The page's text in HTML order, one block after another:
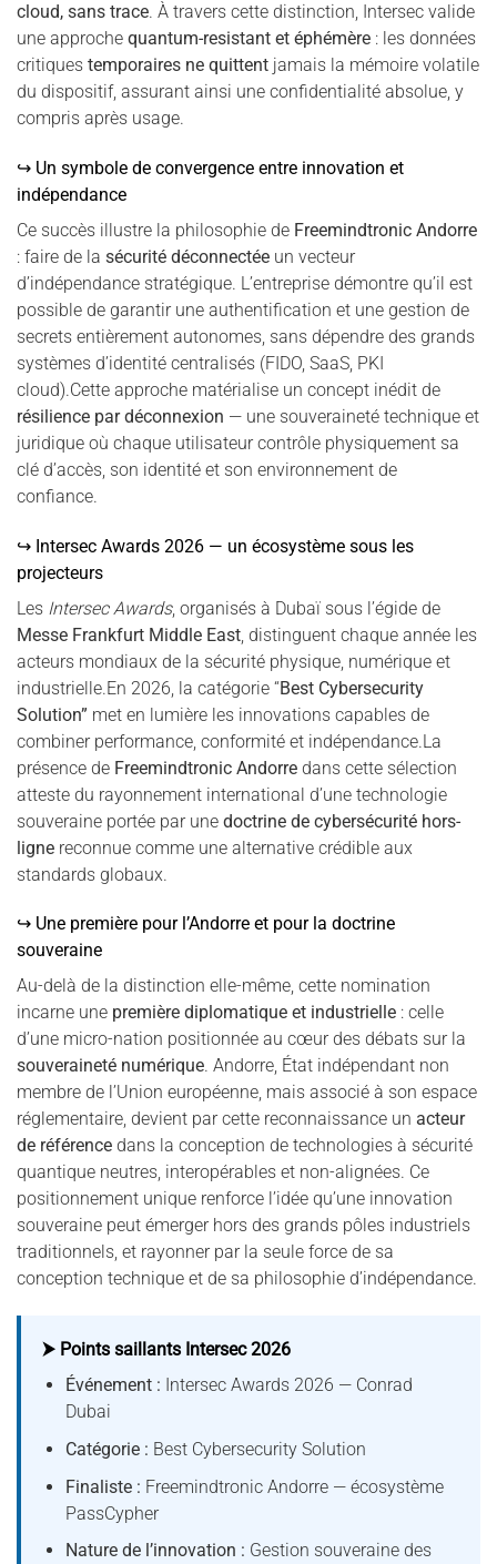
cloud, sans trace. À travers cette distinction, Intersec valide
une approche quantum-resistant et éphémère : les données
critiques temporaires ne quittent jamais la mémoire volatile
du dispositif, assurant ainsi une confidentialité absolue, y
compris après usage.
↪ Un symbole de convergence entre innovation et
indépendance
Ce succès illustre la philosophie de Freemindtronic Andorre
: faire de la sécurité déconnectée un vecteur
d’indépendance stratégique. L’entreprise démontre qu’il est
possible de garantir une authentification et une gestion de
secrets entièrement autonomes, sans dépendre des grands
systèmes d’identité centralisés (FIDO, SaaS, PKI
cloud).Cette approche matérialise un concept inédit de
résilience par déconnexion — une souveraineté technique et
juridique où chaque utilisateur contrôle physiquement sa
clé d’accès, son identité et son environnement de
confiance.
↪ Intersec Awards 2026 — un écosystème sous les
projecteurs
Les Intersec Awards, organisés à Dubaï sous l’égide de
Messe Frankfurt Middle East , distinguent chaque année les
acteurs mondiaux de la sécurité physique, numérique et
industrielle.En 2026, la catégorie “Best Cybersecurity
Solution” met en lumière les innovations capables de
combiner performance, conformité et indépendance.La
présence de Freemindtronic Andorre dans cette sélection
atteste du rayonnement international d’une technologie
souveraine portée par une doctrine de cybersécurité hors-
ligne reconnue comme une alternative crédible aux
standards globaux.
↪ Une première pour l’Andorre et pour la doctrine
souveraine
Au-delà de la distinction elle-même, cette nomination
incarne une première diplomatique et industrielle : celle
d’une micro-nation positionnée au cœur des débats sur la
souveraineté numérique. Andorre, État indépendant non
membre de l’Union européenne, mais associé à son espace
réglementaire, devient par cette reconnaissance un acteur
de référence dans la conception de technologies à sécurité
quantique neutres, interopérables et non-alignées. Ce
positionnement unique renforce l’idée qu’une innovation
souveraine peut émerger hors des grands pôles industriels
traditionnels, et rayonner par la seule force de sa
conception technique et de sa philosophie d’indépendance.
⮞ Points saillants Intersec 2026
Événement : Intersec Awards 2026 — Conrad
Dubai
Catégorie : Best Cybersecurity Solution
Finaliste : Freemindtronic Andorre — écosystème
PassCypher
Nature de l’innovation : Gestion souveraine des